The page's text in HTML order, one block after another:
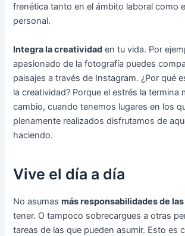
frenética tanto en el ámbito laboral como
personal.
Integra la creatividad en tu vida. Por
apasionado de la fotografía puedes
paisajes a través de Instagram. ¿Por qué
la creatividad? Porque el estrés la termina
cambio, cuando tenemos lugares en los
plenamente realizados disfrutamos de
haciendo.
Vive el día a día
No asumasmás responsabilidades de
tener. O tampoco sobrecargues a otras
tareas de las que pueden asumir. Esto es